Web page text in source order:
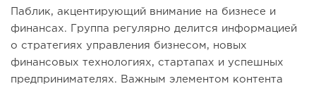
Паблик, акцентирующий внимание на бизнесе и
финансах. Группа регулярно делится информацией
о стратегиях управления бизнесом, новых
финансовых технологиях, стартапах и успешных
предпринимателях. Важным элементом контента